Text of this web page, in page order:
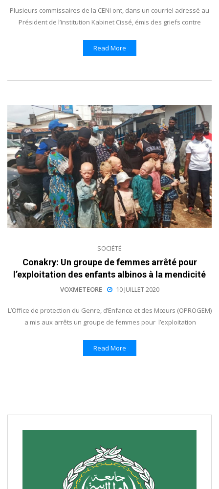
Plusieurs commissaires de la CENI ont, dans un courriel adressé au
Président de l’institution Kabinet Cissé, émis des griefs contre
Read More
SOCIÉTÉ
Conakry: Un groupe de femmes arrêté pour
l’exploitation des enfants albinos à la mendicité
VOXMETEORE 10 JUILLET 2020
L’Office de protection du Genre, d’Enfance et des Mœurs (OPROGEM)
a mis aux arrêts un groupe de femmes pour l’exploitation
Read More